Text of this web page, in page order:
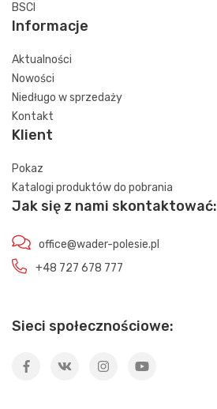
BSCI
Informacje
Aktualności
Nowości
Niedługo w sprzedaży
Kontakt
Klient
Pokaz
Katalogi produktów do pobrania
Jak się z nami skontaktować:
office@wader-polesie.pl
+48 727 678 777
Sieci społecznościowe: